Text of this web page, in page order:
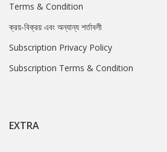
Terms & Condition
ক্রয়-বিক্রয় এবং অন্যান্য শর্তাবলী
Subscription Privacy Policy
Subscription Terms & Condition
EXTRA